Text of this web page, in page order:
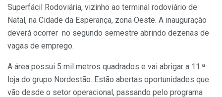
Superfácil Rodoviária, vizinho ao terminal rodoviário de
Natal, na Cidade da Esperança, zona Oeste. A inauguração
deverá ocorrer no segundo semestre abrindo dezenas de
vagas de emprego.
A área possui 5 mil metros quadrados e vai abrigar a 11.ª
loja do grupo Nordestão. Estão abertas oportunidades que
vão desde o setor operacional, passando pelo programa